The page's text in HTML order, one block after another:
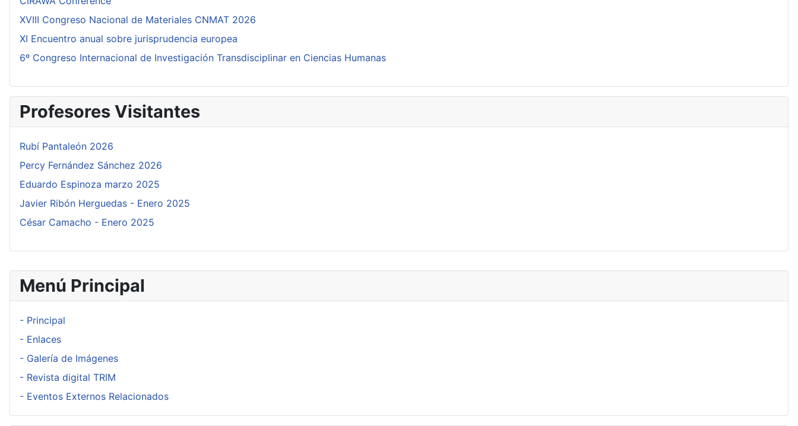
Menú Principal
- Principal
- Enlaces
- Galería de Imágenes
- Revista digital TRIM
- Eventos Externos Relacionados
XVIII Congreso Nacional de Materiales CNMAT 2026
XI Encuentro anual sobre jurisprudencia europea
6º Congreso Internacional de Investigación Transdisciplinar en Ciencias Humanas
Profesores Visitantes
Rubí Pantaleón 2026
Percy Fernández Sánchez 2026
Eduardo Espinoza marzo 2025
Javier Ribón Herguedas - Enero 2025
César Camacho - Enero 2025